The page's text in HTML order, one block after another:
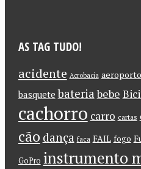
AS TAG TUDO!
acidente Acrobacia aeroporto
basquete bateriabebe
cachorro carro cartas
cão dança faca FAIL fogo
GoPro instrumento